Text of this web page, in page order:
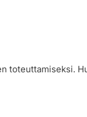
toteuttamiseksi.